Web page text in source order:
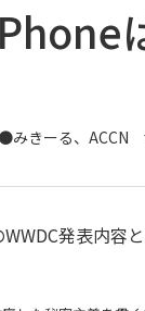
みきーる、ACCN
発表内容